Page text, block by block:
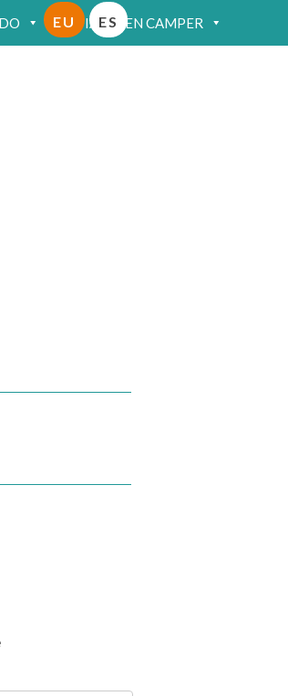
VIAJAR EN CAMPER
EU ES